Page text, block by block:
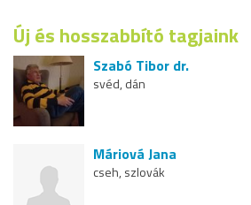
Új és hosszabbító tagjaink
Szabó Tibor dr.
svéd, dán
Máriová Jana
cseh, szlovák